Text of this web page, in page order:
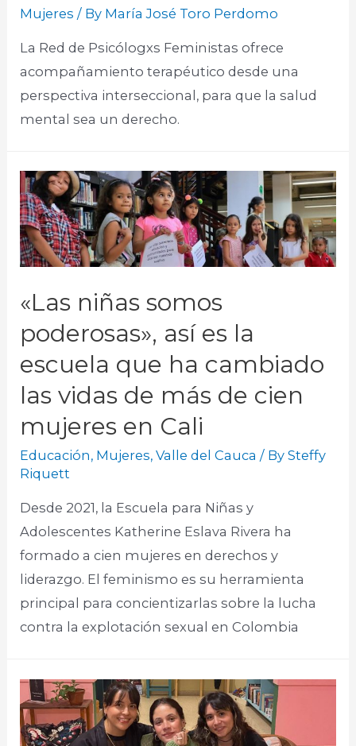
Mujeres / By María José Toro Perdomo
La Red de Psicólogxs Feministas ofrece
acompañamiento terapéutico desde una
perspectiva interseccional, para que la salud
mental sea un derecho.​
«Las niñas somos
poderosas», así es la
escuela que ha cambiado
las vidas de más de cien
mujeres en Cali
Educación, Mujeres,Valle del Cauca / BySteffy
Riquett
Desde 2021, la Escuela para Niñas y
Adolescentes Katherine Eslava Rivera ha
formado a cien mujeres en derechos y
liderazgo. El feminismo es su herramienta
principal para concientizarlas sobre la lucha
contra la explotación sexual en Colombia​